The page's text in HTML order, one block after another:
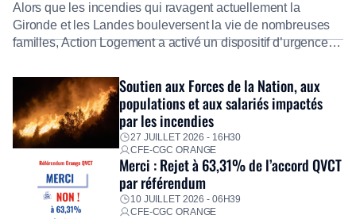
Alors que les incendies qui ravagent actuellement la
Gironde et les Landes bouleversent la vie de nombreuses
familles, Action Logement a activé un dispositif d’urgence
Fidèle à sa mission d’utilité sociale, le Groupe mobilise
immédiatement ses équipes afin de proposer un diagnostic
personnalisé, des aides financières pour faire face aux
premières dépenses, […]
Soutien aux Forces de la Nation, aux
populations et aux salariés impactés
par les incendies
27 JUILLET 2026 - 16H30
CFE-CGC ORANGE
Merci : Rejet à 63,31% de l’accord QVCT
par référendum
10 JUILLET 2026 - 06H39
CFE-CGC ORANGE